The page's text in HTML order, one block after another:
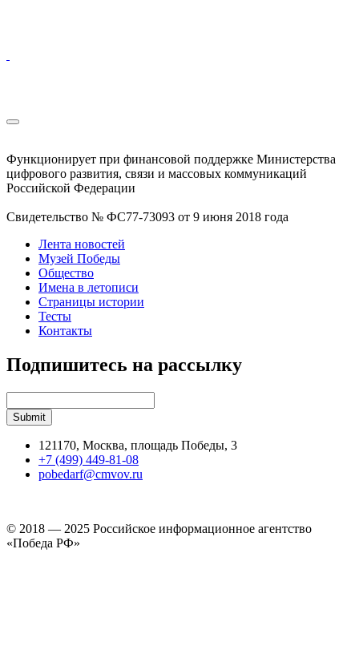
Функционирует при финансовой поддержке Министерства
цифрового развития, связи и массовых коммуникаций
Российской Федерации
Свидетельство № ФС77-73093 от 9 июня 2018 года
Лента новостей
Музей Победы
Общество
Имена в летописи
Страницы истории
Тесты
Контакты
Подпишитесь на рассылку
121170, Москва, площадь Победы, 3
+7 (499) 449-81-08
pobedarf@cmvov.ru
© 2018 — 2025 Российское информационное агентство
«Победа РФ»